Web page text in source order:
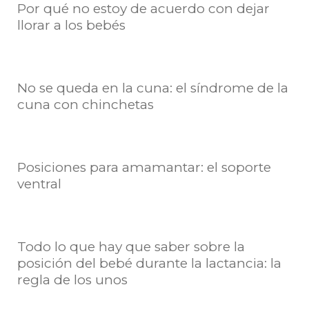
Por qué no estoy de acuerdo con dejar
llorar a los bebés
No se queda en la cuna: el síndrome de la
cuna con chinchetas
Posiciones para amamantar: el soporte
ventral
Todo lo que hay que saber sobre la
posición del bebé durante la lactancia: la
regla de los unos